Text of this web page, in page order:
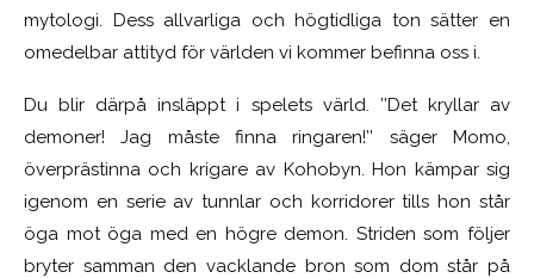
mytologi. Dess allvarliga och högtidliga ton sätter en
omedelbar attityd för världen vi kommer befinna oss i.
Du blir därpå insläppt i spelets värld. ’’Det kryllar av
demoner! Jag måste finna ringaren!’’ säger Momo,
överprästinna och krigare av Kohobyn. Hon kämpar sig
igenom en serie av tunnlar och korridorer tills hon står
öga mot öga med en högre demon. Striden som följer
bryter samman den vacklande bron som dom står på